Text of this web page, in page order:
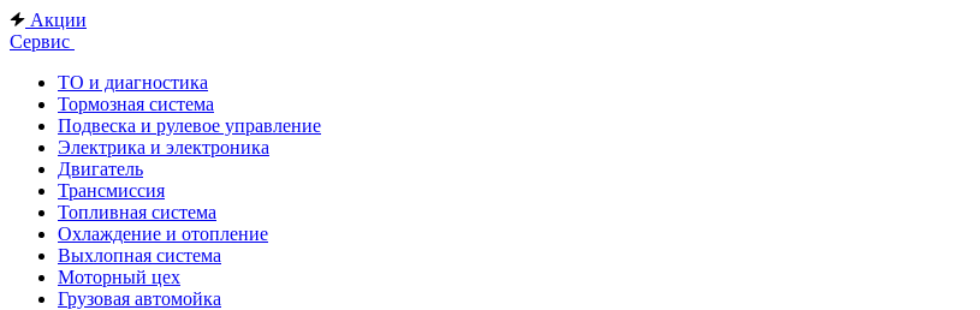
Акции
Сервис
ТО и диагностика
Тормозная система
Подвеска и рулевое управление
Электрика и электроника
Двигатель
Трансмиссия
Топливная система
Охлаждение и отопление
Выхлопная система
Моторный цех
Грузовая автомойка